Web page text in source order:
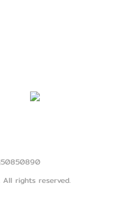
All rights reserved.